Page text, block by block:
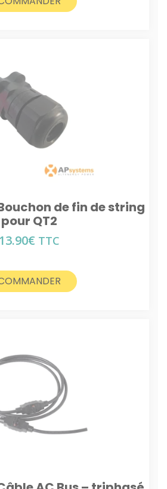
Bouchon de fin de string
pour QT2
13.90€ TTC